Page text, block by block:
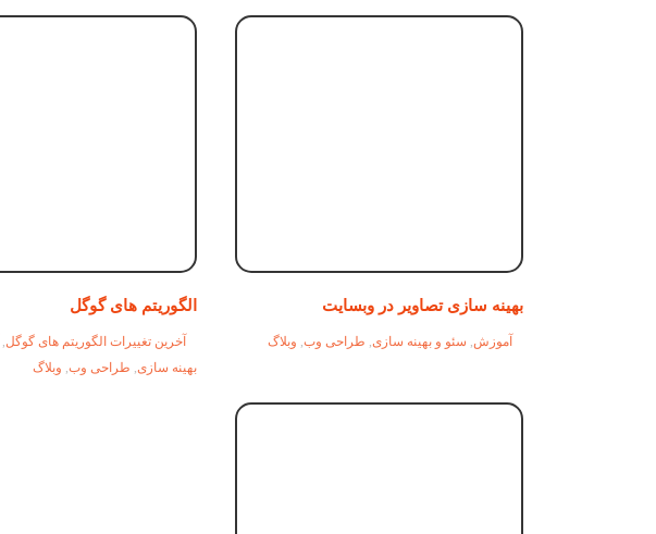
بهینه سازی تصاویر در وبسایت
آموزش سئو و بهینه سازی طراحی وب, وبلاگ
الگوریتم های گوگل
آخرین تغییرات الگوریتم های گوگل
بهینه سازی طراحی وب, وبلاگ